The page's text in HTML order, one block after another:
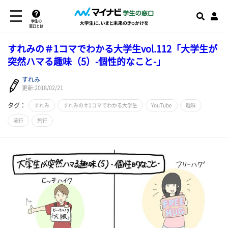
学生の
窓口とは
すれみの＃1コマでわかる大学生vol.112「大学生が
突然ハマる趣味（5）-個性的なこと-」
すれみ
更新:2018/02/21
タグ： すれみ すれみの＃1コマでわかる大学生 YouTube 趣味
流行 旅行